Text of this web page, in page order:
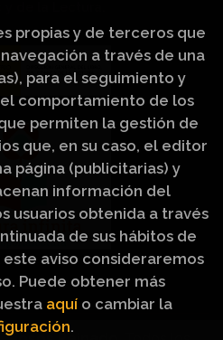
propias y de terceros que
a través de una
para el seguimiento y
comportamiento de los
permiten la gestión de
que, en su caso, el editor
página (publicitarias) y
información del
usuarios obtenida a través
de sus hábitos de
aviso consideraremos
Puede obtener más
aquí o cambiar la
.